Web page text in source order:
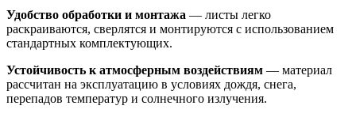
Удобство обработки и монтажа — листы легко
раскраиваются, сверлятся и монтируются с использованием
стандартных комплектующих.
Устойчивость к атмосферным воздействиям — материал
рассчитан на эксплуатацию в условиях дождя, снега,
перепадов температур и солнечного излучения.